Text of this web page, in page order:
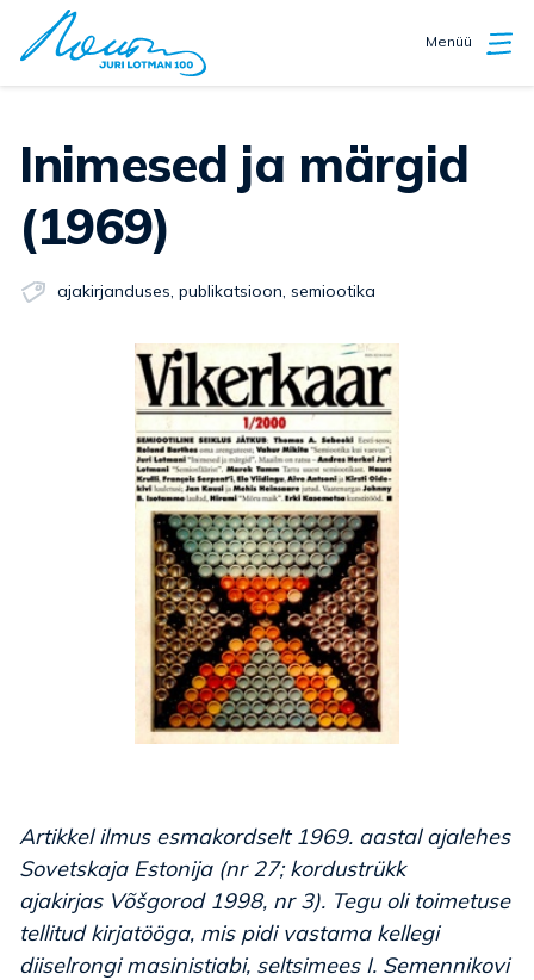
Menüü
Inimesed ja märgid
(1969)
ajakirjanduses, publikatsioon, semiootika
Artikkel ilmus esmakordselt 1969. aastal ajalehes
Sovetskaja Estonija(nr 27; kordustrükk
ajakirjas Võšgorod1998, nr 3). Tegu oli toimetuse
tellitud kirjatööga, mis pidi vastama kellegi
diiselrongi masinistiabi, seltsimees I. Semennikovi